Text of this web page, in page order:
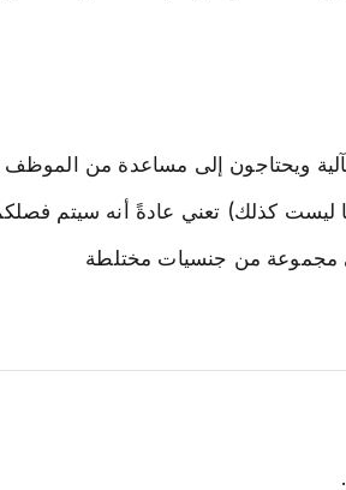
ليست كذلك) تعني عادةً أنه سيتم
مجموعة من جنسيات مختلطة